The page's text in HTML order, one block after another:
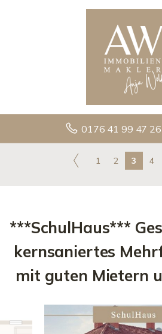
0176 41 99 47 26
1 2 3 4
***SchulHaus***
kernsaniertes
mit guten Mietern